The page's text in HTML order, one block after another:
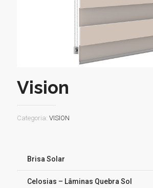
Vision
Categoria: VISION
Brisa Solar
Celosias – Lâminas Quebra Sol